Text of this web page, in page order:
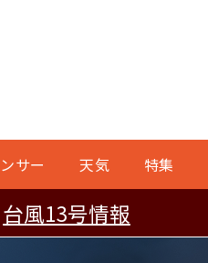
サー 天気 特集
台風13号情報